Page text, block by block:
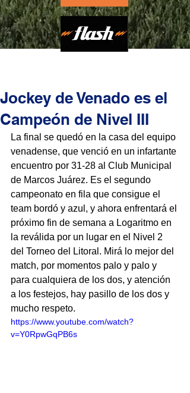
Jockey de Venado es el
Campeón de Nivel III
La final se quedó en la casa del equipo
venadense, que venció en un infartante
encuentro por 31-28 al Club Municipal
de Marcos Juárez. Es el segundo
campeonato en fila que consigue el
team bordó y azul, y ahora enfrentará el
próximo fin de semana a Logaritmo en
la reválida por un lugar en el Nivel 2
del Torneo del Litoral. Mirá lo mejor del
match, por momentos palo y palo y
para cualquiera de los dos, y atención
a los festejos, hay pasillo de los dos y
mucho respeto.
https://www.youtube.com/watch?
v=Y0RpwGqPB6s